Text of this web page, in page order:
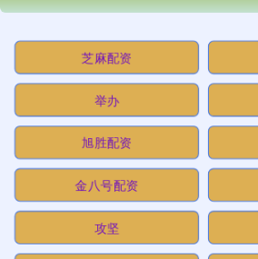
芝麻配资
举办
旭胜配资
金八号配资
攻坚